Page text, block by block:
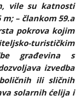
vile su katnosti
– člankom 59.a
pokrova kojim
turističkim
građevina s
izvedba
ili sličnih
solarnih ćelija i